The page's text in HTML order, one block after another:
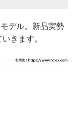
デル。新品実勢
きます。